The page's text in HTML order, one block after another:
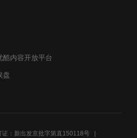
酷内容开放平台
盘
证：新出发京批字第直150118号